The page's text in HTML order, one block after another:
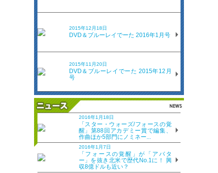
2015年12月18日
DVD＆ブルーレイでーた 2016年1月号
2015年11月20日
DVD＆ブルーレイでーた 2015年12月
号
2016年1月18日
「スター・ウォーズ/フォースの覚
醒」第88回アカデミー賞で編集、
作曲ほか5部門にノミネー...
2016年1月7日
「フォースの覚醒」が「アバタ
ー」を抜き北米で歴代No.1に！ 興
収8億ドルも近い？